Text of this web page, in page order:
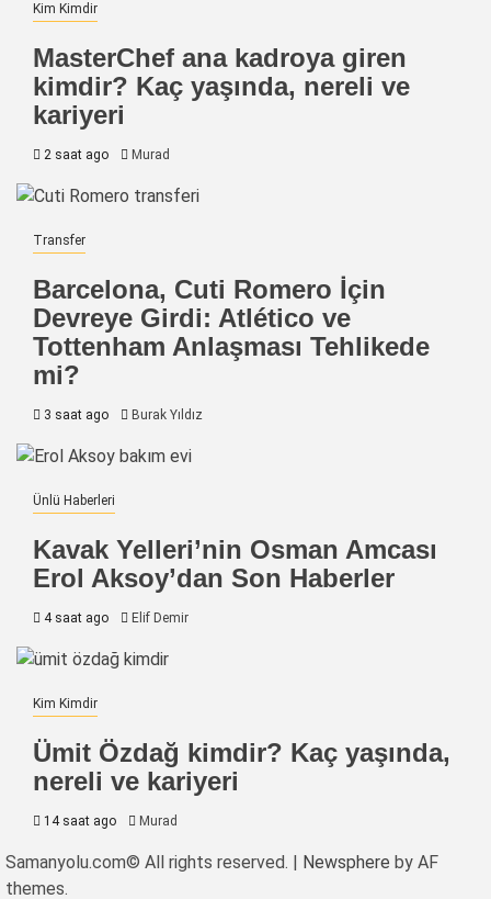
Kim Kimdir
MasterChef ana kadroya giren
kimdir? Kaç yaşında, nereli ve
kariyeri
2 saat ago Murad
Transfer
Barcelona, Cuti Romero İçin
Devreye Girdi: Atlético ve
Tottenham Anlaşması Tehlikede
mi?
3 saat ago Burak Yıldız
Ünlü Haberleri
Kavak Yelleri’nin Osman Amcası
Erol Aksoy’dan Son Haberler
4 saat ago Elif Demir
Kim Kimdir
Ümit Özdağ kimdir? Kaç yaşında,
nereli ve kariyeri
14 saat ago Murad
Samanyolu.com© All rights reserved. | Newsphere by AF
themes.